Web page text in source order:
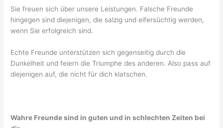
Sie freuen sich über unsere Leistungen. Falsche Freunde
hingegen sind diejenigen, die salzig und eifersüchtig werden,
wenn Sie erfolgreich sind.
Echte Freunde unterstützen sich gegenseitig durch die
Dunkelheit und feiern die Triumphe des anderen. Also pass auf
diejenigen auf, die nicht für dich klatschen.
Wahre Freunde sind in guten und in schlechten Zeiten bei